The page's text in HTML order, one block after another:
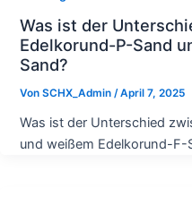
Was ist der
Edelkorund-P-Sand
Sand?
Von SCHX_Admin /April 7, 2025
Was ist der Unterschied
und weißem Edelkorund-F-